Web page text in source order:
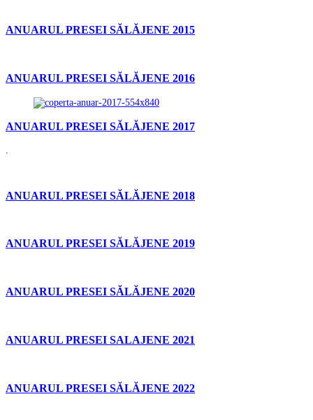
ANUARUL PRESEI SĂLĂJENE 2015
ANUARUL PRESEI SĂLĂJENE 2016
ANUARUL PRESEI SĂLĂJENE 2017
.
ANUARUL PRESEI SĂLĂJENE 2018
ANUARUL PRESEI SĂLĂJENE 2019
ANUARUL PRESEI SĂLĂJENE 2020
ANUARUL PRESEI SALAJENE 2021
ANUARUL PRESEI SĂLĂJENE 2022